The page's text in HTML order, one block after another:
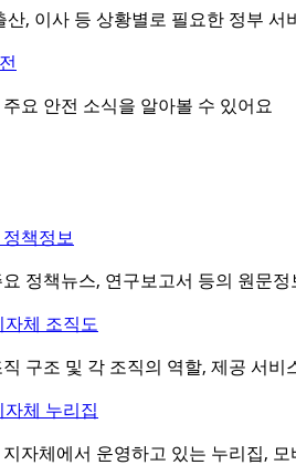
산, 이사 등 상황별로 필요한 정부
요 안전 소식을 알아볼 수 있어요
책정보
정책뉴스, 연구보고서 등의 원문
체 조직도
구조 및 각 조직의 역할, 제공 서비
체 누리집
자체에서 운영하고 있는 누리집,